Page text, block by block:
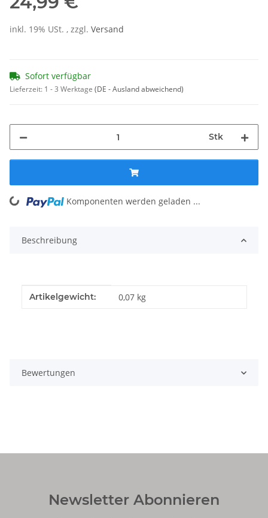
inkl. 19% USt. , zzgl. Versand
Sofort verfügbar
Lieferzeit: 1 - 3 Werktage (DE - Ausland abweichend)
Stk
Loading... Komponenten werden geladen ...
Beschreibung
Produkteigenschaft
Wert
Artikelgewicht: 0,07 kg
Bewertungen
Newsletter Abonnieren